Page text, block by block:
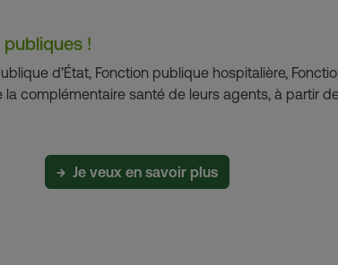
!
d’État, Fonction publique hospitalière,
complémentaire santé de leurs agents, à partir
→ Je veux en savoir plus